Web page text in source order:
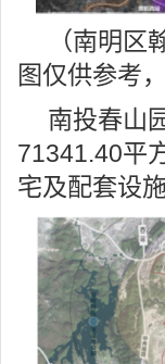
（南明
图仅供参考
南投春山
71341.40平
宅及配套设